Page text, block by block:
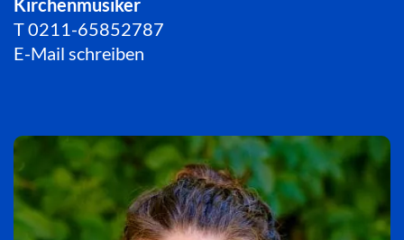
Kirchenmusiker
T0211-65852787
E-Mail schreiben